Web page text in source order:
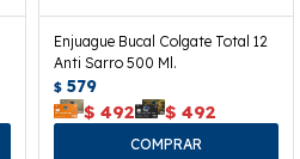
Enjuague Bucal Colgate Total 12
Anti Sarro 500 Ml.
$ 579
$ 492 $ 492